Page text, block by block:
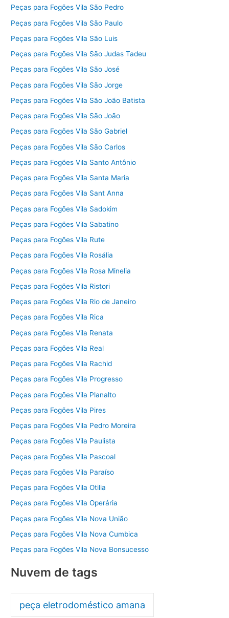
Peças para Fogões Vila São Pedro
Peças para Fogões Vila São Paulo
Peças para Fogões Vila São Luis
Peças para Fogões Vila São Judas Tadeu
Peças para Fogões Vila São José
Peças para Fogões Vila São Jorge
Peças para Fogões Vila São João Batista
Peças para Fogões Vila São João
Peças para Fogões Vila São Gabriel
Peças para Fogões Vila São Carlos
Peças para Fogões Vila Santo Antônio
Peças para Fogões Vila Santa Maria
Peças para Fogões Vila Sant Anna
Peças para Fogões Vila Sadokim
Peças para Fogões Vila Sabatino
Peças para Fogões Vila Rute
Peças para Fogões Vila Rosália
Peças para Fogões Vila Rosa Minelia
Peças para Fogões Vila Ristori
Peças para Fogões Vila Rio de Janeiro
Peças para Fogões Vila Rica
Peças para Fogões Vila Renata
Peças para Fogões Vila Real
Peças para Fogões Vila Rachid
Peças para Fogões Vila Progresso
Peças para Fogões Vila Planalto
Peças para Fogões Vila Pires
Peças para Fogões Vila Pedro Moreira
Peças para Fogões Vila Paulista
Peças para Fogões Vila Pascoal
Peças para Fogões Vila Paraíso
Peças para Fogões Vila Otilia
Peças para Fogões Vila Operária
Peças para Fogões Vila Nova União
Peças para Fogões Vila Nova Cumbica
Peças para Fogões Vila Nova Bonsucesso
Nuvem de tags
peça eletrodoméstico amana